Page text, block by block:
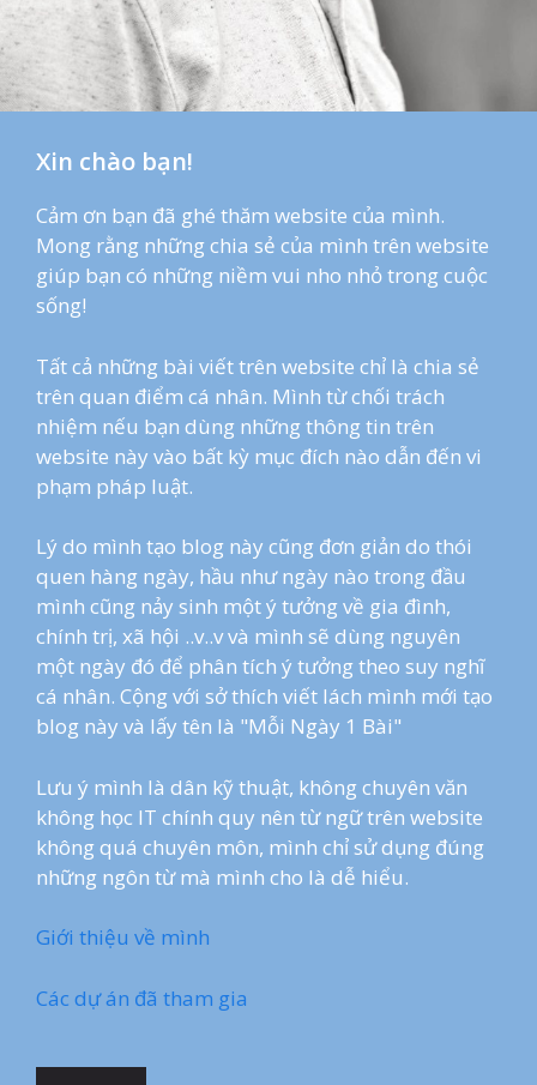
Xin chào bạn!
Cảm ơn bạn đã ghé thăm website của mình.
Mong rằng những chia sẻ của mình trên website
giúp bạn có những niềm vui nho nhỏ trong cuộc
sống!
Tất cả những bài viết trên website chỉ là chia sẻ
trên quan điểm cá nhân. Mình từ chối trách
nhiệm nếu bạn dùng những thông tin trên
website này vào bất kỳ mục đích nào dẫn đến vi
phạm pháp luật.
Lý do mình tạo blog này cũng đơn giản do thói
quen hàng ngày, hầu như ngày nào trong đầu
mình cũng nảy sinh một ý tưởng về gia đình,
chính trị, xã hội ..v..v và mình sẽ dùng nguyên
một ngày đó để phân tích ý tưởng theo suy nghĩ
cá nhân. Cộng với sở thích viết lách mình mới tạo
blog này và lấy tên là "Mỗi Ngày 1 Bài"
Lưu ý mình là dân kỹ thuật, không chuyên văn
không học IT chính quy nên từ ngữ trên website
không quá chuyên môn, mình chỉ sử dụng đúng
những ngôn từ mà mình cho là dễ hiểu.
Giới thiệu về mình
Các dự án đã tham gia